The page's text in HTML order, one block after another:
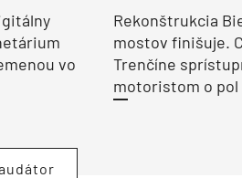
vo
Rekonštrukcia
mostov finišuje.
Trenčíne
motoristom o pol